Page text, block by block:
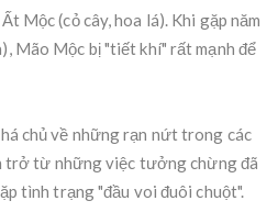
Mộc (cỏ cây, hoa lá). Khi gặp năm
Mão Mộc bị "tiết khí" rất mạnh để
chủ về những rạn nứt trong các
trở từ những việc tưởng chừng đã
tình trạng "đầu voi đuôi chuột".